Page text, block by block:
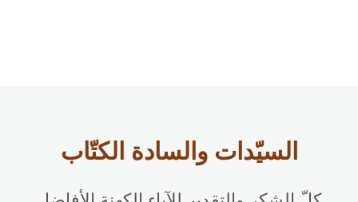
السيّدات والسادة الكتّاب